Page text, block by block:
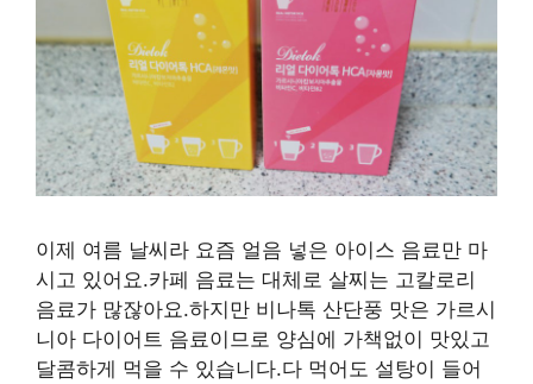
이제 여름 날씨라 요즘 얼음 넣은 아이스 음료만 마
시고 있어요.카페 음료는 대체로 살찌는 고칼로리
음료가 많잖아요.하지만 비나톡 산단풍 맛은 가르시
니아 다이어트 음료이므로 양심에 가책없이 맛있고
달콤하게 먹을 수 있습니다.다 먹어도 설탕이 들어